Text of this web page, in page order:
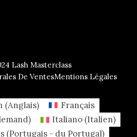
Lash Masterclass
De VentesMentions Légales
(Anglais)
Français
) Italiano (Italien)
(Portugais - du Portugal)